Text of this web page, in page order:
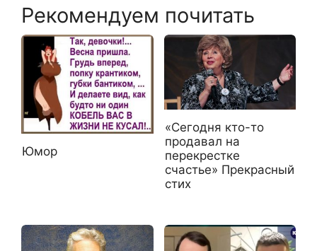
Рекомендуем почитать
Юмор
«Сегодня кто-то
продавал на
перекрестке
счастье» Прекрасный
стих